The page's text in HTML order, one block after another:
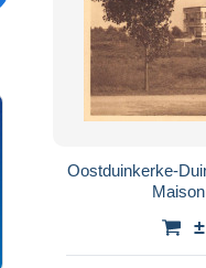
Oostduinkerke-